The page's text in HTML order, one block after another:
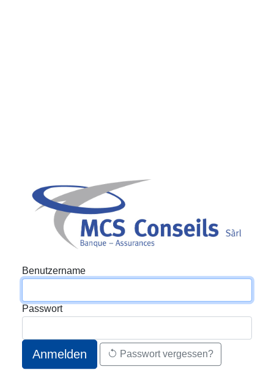
Benutzername
Passwort
Anmelden Passwort vergessen?